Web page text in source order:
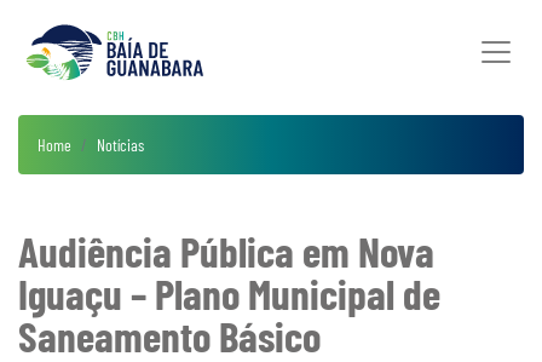
Home Notícias
Audiência Pública em Nova
Iguaçu – Plano Municipal de
Saneamento Básico